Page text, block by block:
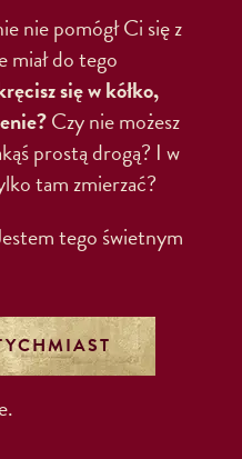
nie pomógł Ci się z
miał do tego
się w kółko,
Czy nie możesz
prostą drogą? I w
tam zmierzać?
tego świetnym